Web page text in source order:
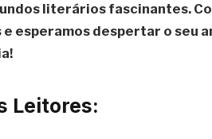
literários fascinantes.
esperamos despertar o seu
Leitores: